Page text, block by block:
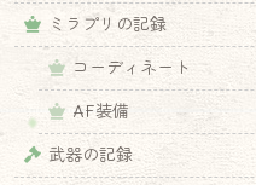
ミラプリの記録
コーディネート
AF装備
武器の記録